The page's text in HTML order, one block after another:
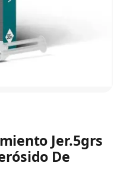
Jer.5grs
De